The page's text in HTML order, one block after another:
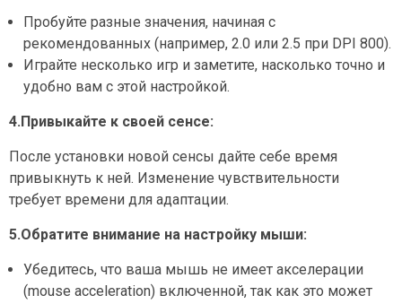
Пробуйте разные значения, начиная с
рекомендованных (например, 2.0 или 2.5 при DPI 800).
Играйте несколько игр и заметите, насколько точно и
удобно вам с этой настройкой.
4.Привыкайте к своей сенсе:
После установки новой сенсы дайте себе время
привыкнуть к ней. Изменение чувствительности
требует времени для адаптации.
5.Обратите внимание на настройку мыши:
Убедитесь, что ваша мышь не имеет акселерации
(mouse acceleration) включенной, так как это может